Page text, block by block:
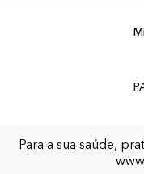
Para a sua saúde,